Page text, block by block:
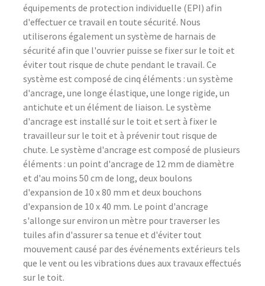
équipements de protection individuelle (EPI) afin
d'effectuer ce travail en toute sécurité. Nous
utiliserons également un système de harnais de
sécurité afin que l'ouvrier puisse se fixer sur le toit et
éviter tout risque de chute pendant le travail. Ce
système est composé de cinq éléments : un système
d'ancrage, une longe élastique, une longe rigide, un
antichute et un élément de liaison. Le système
d'ancrage est installé sur le toit et sert à fixer le
travailleur sur le toit et à prévenir tout risque de
chute. Le système d'ancrage est composé de plusieurs
éléments : un point d'ancrage de 12 mm de diamètre
et d'au moins 50 cm de long, deux boulons
d'expansion de 10 x 80 mm et deux bouchons
d'expansion de 10 x 40 mm. Le point d'ancrage
s'allonge sur environ un mètre pour traverser les
tuiles afin d'assurer sa tenue et d'éviter tout
mouvement causé par des événements extérieurs tels
que le vent ou les vibrations dues aux travaux effectués
sur le toit.